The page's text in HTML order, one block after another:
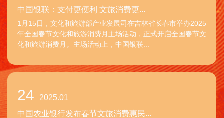
中国银联：支付更便利 文旅消费更...
1月15日，文化和旅游部产业发展司在吉林省长春市举办2025
年全国春节文化和旅游消费月主场活动，正式开启全国春节文
化和旅游消费月。主场活动上，中国银联...
24
2025.01
中国农业银行发布春节文旅消费惠民...